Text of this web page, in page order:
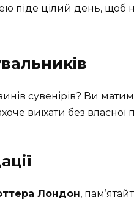
піде цілий день, щоб
сувенірів? Ви
виїхати без
Лондон,